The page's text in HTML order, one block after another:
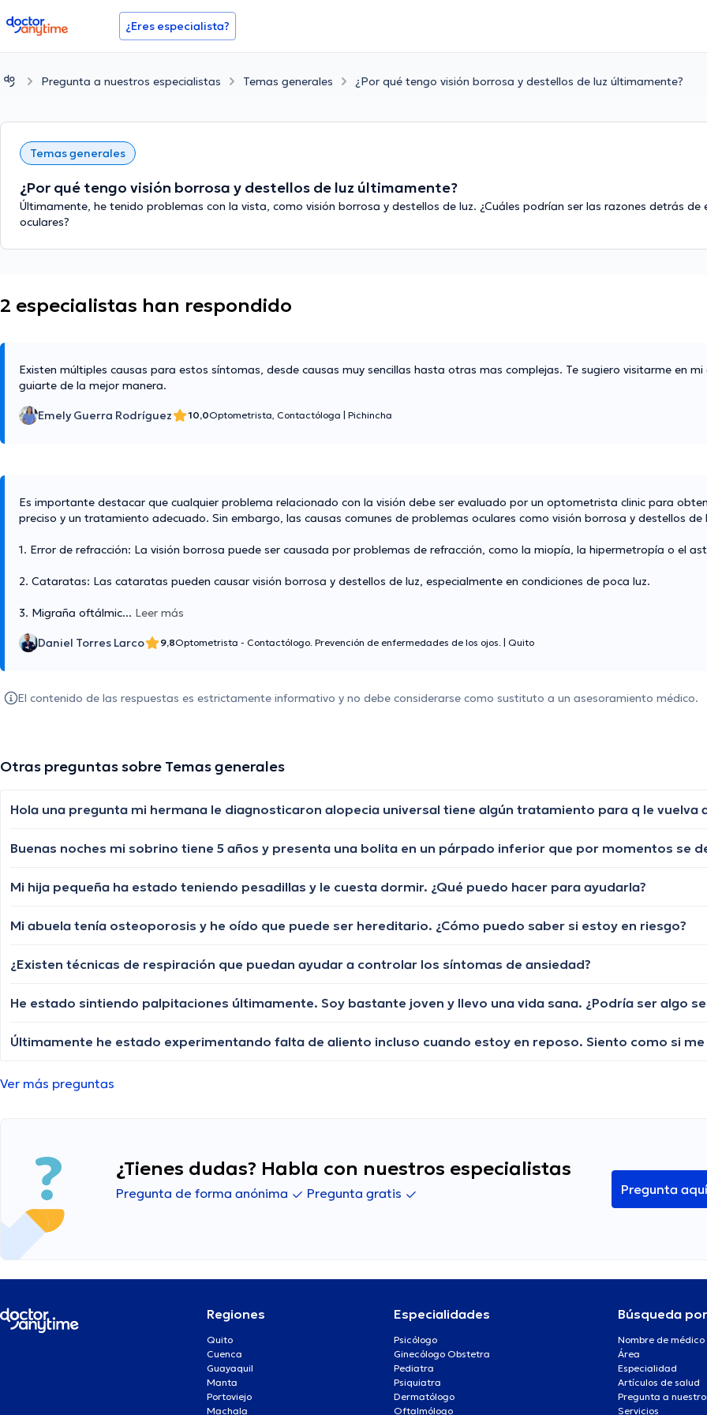
doctoranytime ¿Eres especialista?
Pregunta a nuestros especialistas Temas generales ¿Por qué tengo visión borrosa y destellos de luz últimamente?
Temas generales
¿Por qué tengo visión borrosa y destellos de luz últimamente?
Últimamente, he tenido problemas con la vista, como visión borrosa y destellos de luz. ¿Cuáles podrían ser las razones detrás de
oculares?
2 especialistas han respondido
Existen múltiples causas para estos síntomas, desde causas muy sencillas hasta otras mas complejas. Te sugiero visitarme en
guiarte de la mejor manera.
Emely Guerra Rodríguez 10,0Optometrista, Contactóloga Pichincha
Es importante destacar que cualquier problema relacionado con la visión debe ser evaluado por un optometrista clinic para
preciso y un tratamiento adecuado. Sin embargo, las causas comunes de problemas oculares como visión borrosa y destellos de
1. Error de refracción: La visión borrosa puede ser causada por problemas de refracción, como la miopía, la hipermetropía o el
2. Cataratas: Las cataratas pueden causar visión borrosa y destellos de luz, especialmente en condiciones de poca luz.
3. Migraña oftálmic... Leer más
Daniel Torres Larco 9,8Optometrista - Contactólogo. Prevención de enfermedades de los ojos. Quito
El contenido de las respuestas es estrictamente informativo y no debe considerarse como sustituto a un asesoramiento médico.
Otras preguntas sobre Temas generales
Mi hija pequeña ha estado teniendo pesadillas y le cuesta dormir. ¿Qué puedo hacer para ayudarla?
Mi abuela tenía osteoporosis y he oído que puede ser hereditario. ¿Cómo puedo saber si estoy en riesgo?
¿Existen técnicas de respiración que puedan ayudar a controlar los síntomas de ansiedad?
He estado sintiendo palpitaciones últimamente. Soy bastante joven y llevo una vida sana. ¿Podría ser algo
Ver más preguntas
¿Tienes dudas? Habla con nuestros especialistas
Pregunta de forma anónima Pregunta gratis Pregunta aquí
Regiones
Quito
Cuenca
Guayaquil
Manta
Portoviejo
Machala
Especialidades
Psicólogo
Ginecólogo Obstetra
Pediatra
Psiquiatra
Dermatólogo
Oftalmólogo
Búsqueda por
Nombre de médico
Área
Especialidad
Artículos de salud
Pregunta a
Servicios